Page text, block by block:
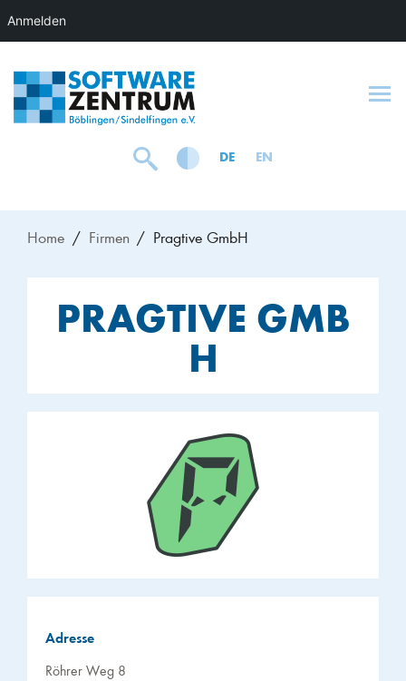
DE EN
Home Firmen Pragtive GmbH
PRAGTIVE GMB
H
Adresse
Röhrer Weg 8
Anmelden